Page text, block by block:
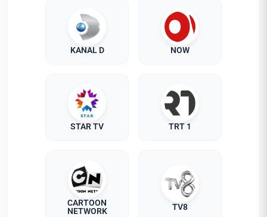
KANAL D NOW
STAR TV TRT 1
CARTOON
NETWORK
TV8